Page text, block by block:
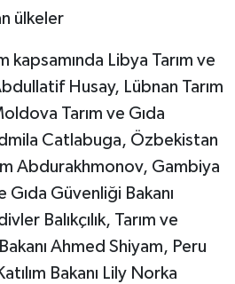
ülkeler
kapsamında Libya Tarım ve
Husay, Lübnan Tarım
Tarım ve Gıda
Catlabuga, Özbekistan
Abdurakhmonov, Gambiya
Gıda Güvenliği Bakanı
Balıkçılık, Tarım ve
Ahmed Shiyam, Peru
Bakanı Lily Norka